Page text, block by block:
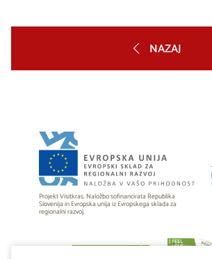
NAZAJ
Projekt Visitkras. Naložbo sofinancirata Republika
Slovenija in Evropska unija iz Evropskega sklada za
regionalni razvoj.